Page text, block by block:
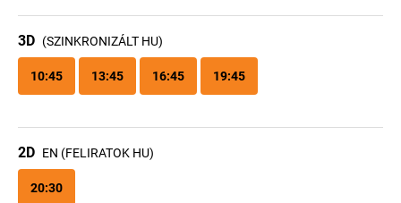
3D (SZINKRONIZÁLT HU)
10:45 13:45 16:45 19:45
2D EN (FELIRATOK HU)
20:30